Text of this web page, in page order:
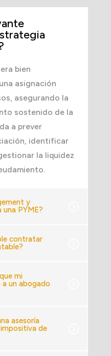
bien
asignación
asegurando la
sostenido de la
a prever
identificar
la liquidez
y
PYME?
contratar
mi
a un abogado
asesoría
de